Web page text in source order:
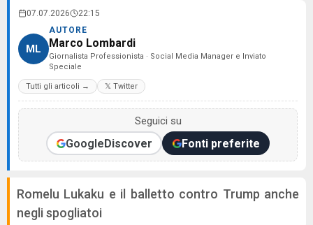
07.07.2026 22:15
ML
AUTORE
Marco Lombardi
Giornalista Professionista · Social Media Manager e Inviato
Speciale
Tutti gli articoli → 𝕏 Twitter
Seguici su
GoogleDiscover Fonti preferite
Romelu Lukaku e il balletto contro Trump anche
negli spogliatoi